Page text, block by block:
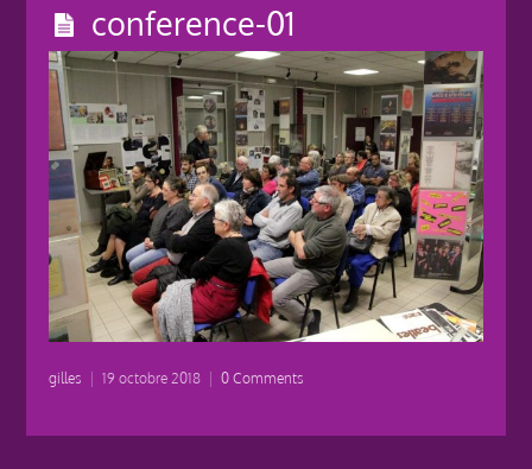
conference-01
gilles 19 octobre 2018 0 Comments